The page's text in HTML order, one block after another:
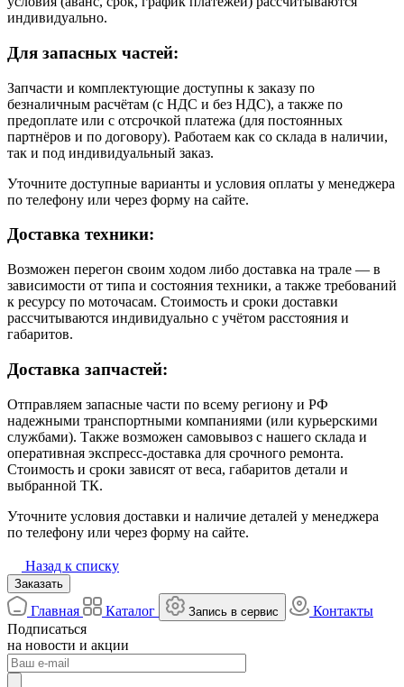
индивидуально.
Для запасных частей:
Запчасти и комплектующие доступны к заказу по
безналичным расчётам (с НДС и без НДС), а также по
предоплате или с отсрочкой платежа (для постоянных
партнёров и по договору). Работаем как со склада в наличии,
так и под индивидуальный заказ.
Уточните доступные варианты и условия оплаты у менеджера
по телефону или через форму на сайте.
Доставка техники:
Возможен перегон своим ходом либо доставка на трале — в
зависимости от типа и состояния техники, а также требований
к ресурсу по моточасам. Стоимость и сроки доставки
рассчитываются индивидуально с учётом расстояния и
габаритов.
Доставка запчастей:
Отправляем запасные части по всему региону и РФ
надежными транспортными компаниями (или курьерскими
службами). Также возможен самовывоз с нашего склада и
оперативная экспресс-доставка для срочного ремонта.
Стоимость и сроки зависят от веса, габаритов детали и
выбранной ТК.
Уточните условия доставки и наличие деталей у менеджера
по телефону или через форму на сайте.
Назад к списку
Заказать
Главная Каталог Запись в сервис
Контакты
Подписаться
на новости и акции